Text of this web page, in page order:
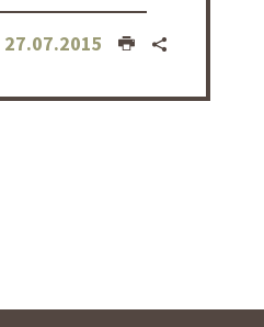
27.07.2015